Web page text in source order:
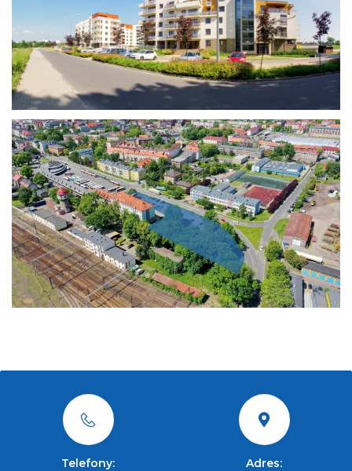
Telefony:
Adres: